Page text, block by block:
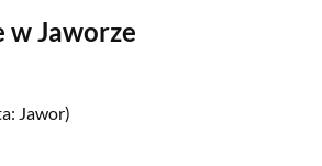
Jaworze
Jawor)